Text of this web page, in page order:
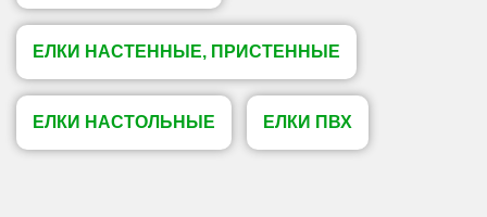
ЕЛКИ НАСТЕННЫЕ, ПРИСТЕННЫЕ
ЕЛКИ НАСТОЛЬНЫЕ ЕЛКИ ПВХ